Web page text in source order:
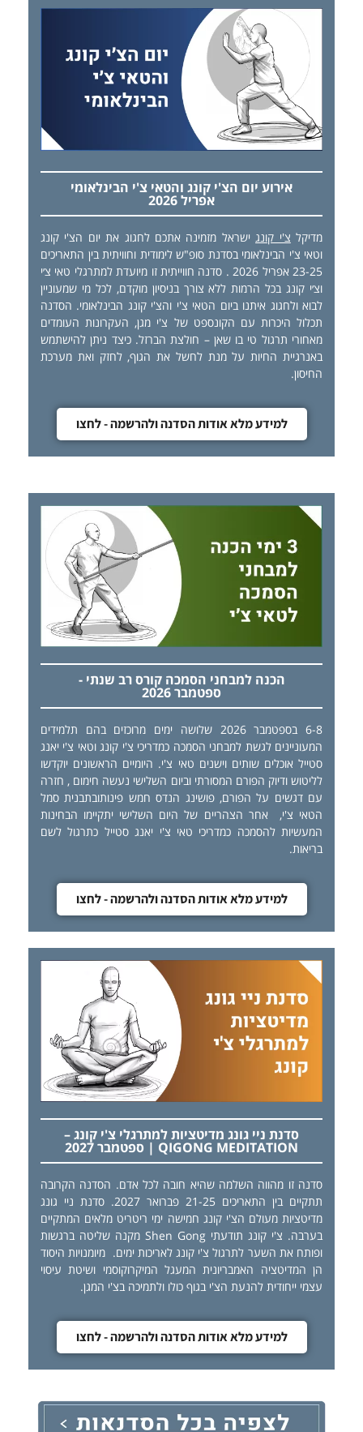
אירוע יום הצ'י קונג והטאי צ'י הבינלאומי
אפריל 2026
מדיקל צ'י קונג ישראל מזמינה אתכם לחגוג את יום הצ'י קונג
וטאי צ'י הבינלאומי בסדנת סופ"ש לימודית וחוויתית בין התאריכים
23-25 אפריל 2026 . סדנה חווייתית זו מיועדת למתרגלי טאי צ׳י
וצ׳י קונג בכל הרמות ללא צורך בניסיון מוקדם, לכל מי שמעוניין
לבוא ולחגוג איתנו ביום הטאי צ'י והצ'י קונג הבינלאומי. הסדנה
תכלול היכרות עם הקונספט של צ'י מגן, העקרונות העומדים
מאחורי תרגול טי בו שאן – חולצת הברזל. כיצד ניתן להישתמש
באנרגיית החיות על מנת לחשל את הגוף, לחזק ואת מערכת
החיסון.
למידע מלא אודות הסדנה ולהרשמה - לחצו
הכנה למבחני הסמכה קורס רב שנתי -
ספטמבר 2026
6-8 בספטמבר 2026 שלושה ימים מרוכזים בהם תלמידים
המעוניינים לגשת למבחני הסמכה כמדריכי צ'י קונג וטאי צ'י יאנג
סטייל אוכלים שותים וישנים טאי צ'י. היומיים הראשונים יוקדשו
לליטוש ודיוק הפורם המסורתי וביום השלישי נעשה חימום , חזרה
עם דגשים על הפורם, פושינג הנדס חמש פינותובתבנית סמל
הטאי צ'י, אחר הצהריים של היום השלישי יתקיימו הבחינות
המעשיות להסמכה כמדריכי טאי צ'י יאנג סטייל כתרגול לשם
בריאות.
למידע מלא אודות הסדנה ולהרשמה - לחצו
סדנת ניי גונג מדיטציות למתרגלי צ'י קונג –
QIGONG MEDITATION | ספטמבר 2027
סדנה זו מהווה השלמה שהיא חובה לכל אדם. הסדנה הקרובה
תתקיים בין התאריכים 21-25 פברואר 2027. סדנת ניי גונג
מדיטציות מעולם הצ'י קונג חמישה ימי ריטריט מלאים המתקיים
בערבה. צ'י קונג תודעתי Shen Gong מקנה שליטה ברגשות
ופותח את השער לתרגול צ'י קונג לאריכות ימים. מיומנויות היסוד
הן המדיטציה האמבריונית המעגל המיקרוקוסמי ושיטת עיסוי
עצמי ייחודית להנעת הצ'י בגוף כולו ולתמיכה בצ'י המגן.
למידע מלא אודות הסדנה ולהרשמה - לחצו